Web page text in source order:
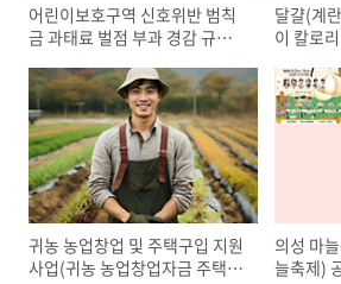
어린이보호구역 신호위반 범칙
금 과태료 벌점 부과 경감 규정
달걀(계
이 칼로
귀농 농업창업 및 주택구입 지원
사업(귀농 농업창업자금 주택자
의성 마
늘축제)